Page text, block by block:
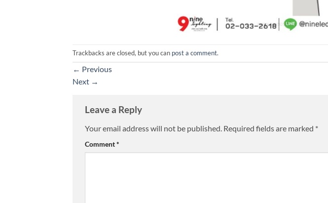
Trackbacks are closed, but you can post a comment.
← Previous
Next →
Leave a Reply
Your email address will not be published. Required fields are marked *
Comment*